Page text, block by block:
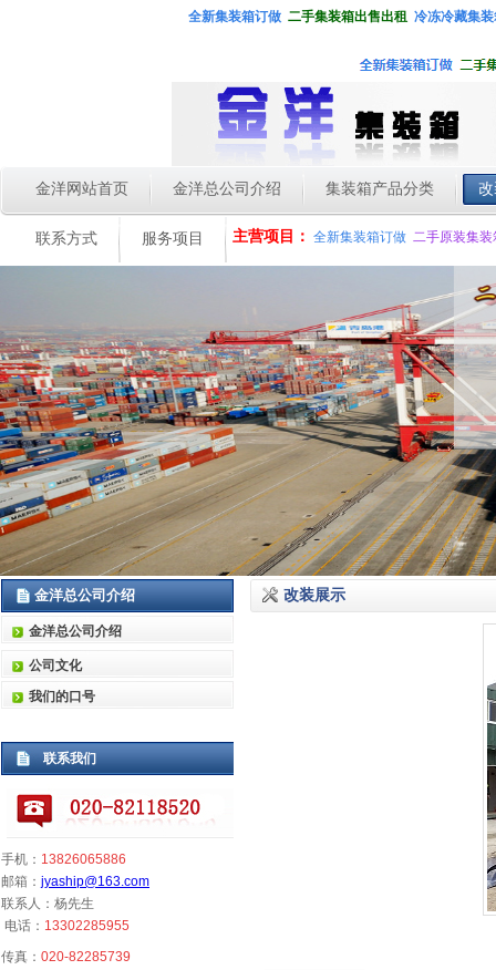
全新集装箱订做 二手集装箱出售出租 冷冻冷藏集
金洋网站首页 金洋总公司介绍 集装箱产品分类
联系方式 服务项目 主营项目： 全新集装箱订做 二手原装集装
金洋总公司介绍
金洋总公司介绍
公司文化
我们的口号
联系我们
手机： 13826065886
邮箱： jyaship@163.com
联系人：杨先生
电话： 13302285955
传真： 020-82285739
改装展示